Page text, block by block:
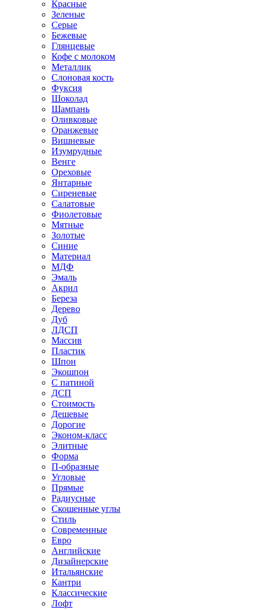
Красные
Зеленые
Серые
Бежевые
Глянцевые
Кофе с молоком
Металлик
Слоновая кость
Фуксия
Шоколад
Шампань
Оливковые
Оранжевые
Вишневые
Изумрудные
Венге
Ореховые
Янтарные
Сиреневые
Салатовые
Фиолетовые
Мятные
Золотые
Синие
Материал
МДФ
Эмаль
Акрил
Береза
Дерево
Дуб
ЛДСП
Массив
Пластик
Шпон
Экошпон
С патиной
ДСП
Стоимость
Дешевые
Дорогие
Эконом-класс
Элитные
Форма
П-образные
Угловые
Прямые
Радиусные
Скошенные углы
Стиль
Современные
Евро
Английские
Дизайнерские
Итальянские
Кантри
Классические
Лофт